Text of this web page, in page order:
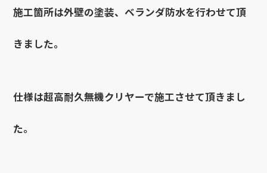
施工箇所は外壁の塗装、ベランダ防水を行わせて頂
きました。
仕様は超高耐久無機クリヤーで施工させて頂きまし
た。